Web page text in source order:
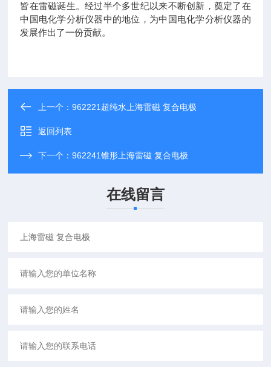
皆在雷磁诞生。经过半个多世纪以来不断创新，奠定了在
中国电化学分析仪器中的地位，为中国电化学分析仪器的
发展作出了一份贡献。
上一个：962221超纯水上海雷磁 复合电极
返回列表
下一个：962241锥形上海雷磁 复合电极
在线留言